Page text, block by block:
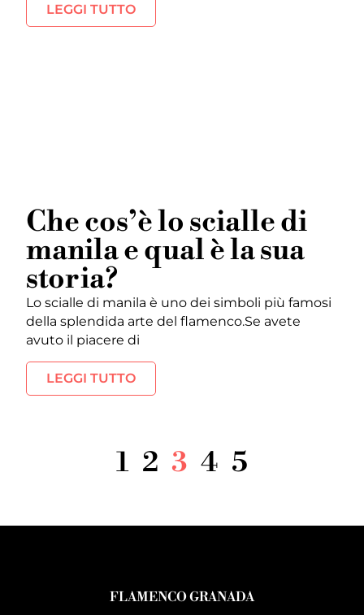
LEGGI TUTTO
Che cos’è lo scialle di
manila e qual è la sua
storia?
Lo scialle di manila è uno dei simboli più famosi
della splendida arte del flamenco.Se avete
avuto il piacere di
LEGGI TUTTO
1 2 3 4 5
FLAMENCO GRANADA